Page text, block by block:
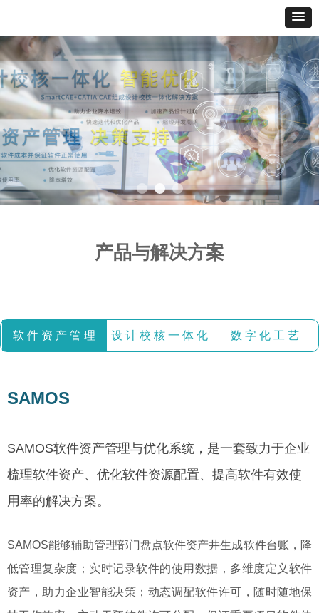
产品与解决方案
软 件 资 产 管 理 设 计 校 核 一 体 化 数 字 化 工 艺
SAMOS
SAMOS能够辅助管理部门盘点软件资产井生成软件台账，降
低管理复杂度；实时记录软件的使用数据，多维度定义软件
资产，助力企业智能决策；动态调配软件许可，随时随地保
SAMOS软件资产管理与优化系统，是一套致力于企业
梳理软件资产、优化软件资源配置、提高软件有效使
用率的解决方案。